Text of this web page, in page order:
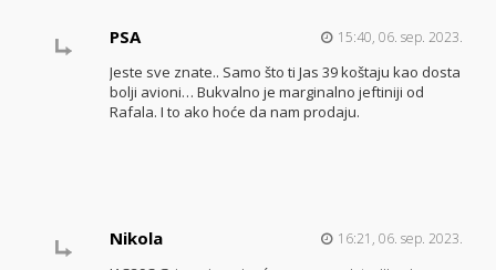
PSA 15:40, 06. sep. 2023.
Jeste sve znate.. Samo što ti Jas 39 koštaju kao dosta
bolji avioni… Bukvalno je marginalno jeftiniji od
Rafala. I to ako hoće da nam prodaju.
Nikola 16:21, 06. sep. 2023.